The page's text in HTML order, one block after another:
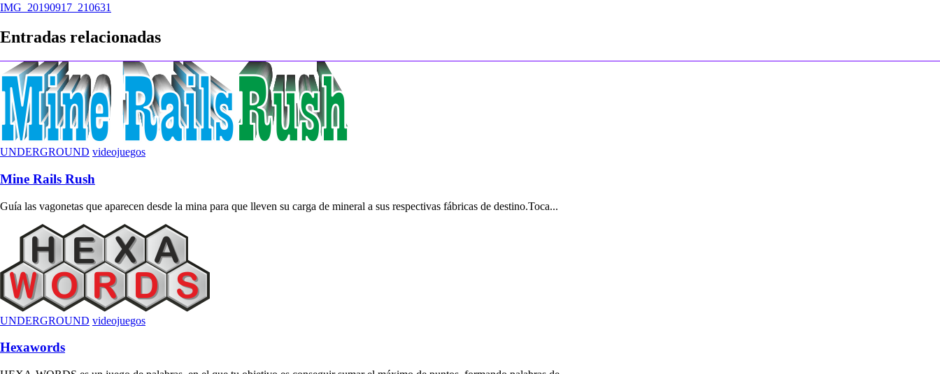
Navegación
de
entradas
IMG_20190917_210631
Entradas relacionadas
UNDERGROUND videojuegos
Mine Rails Rush
Guía las vagonetas que aparecen desde la mina para que lleven su carga de mineral a sus respectivas fábricas de destino.Toca...
UNDERGROUND videojuegos
Hexawords